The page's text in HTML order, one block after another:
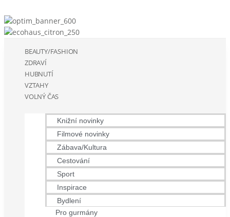
BEAUTY/FASHION
ZDRAVÍ
HUBNUTÍ
VZTAHY
VOLNÝ ČAS
Knižní novinky
Filmové novinky
Zábava/Kultura
Cestování
Sport
Inspirace
Bydlení
Pro gurmány